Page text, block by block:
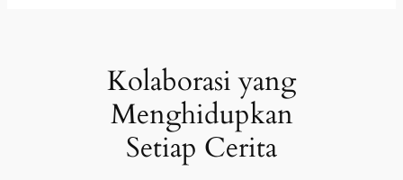
Kolaborasi yang
Menghidupkan
Setiap Cerita